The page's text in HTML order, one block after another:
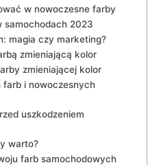
w nowoczesne farby
samochodach 2023
magia czy marketing?
zmieniającą kolor
zmieniającej kolor
i nowoczesnych
uszkodzeniem
warto?
farb samochodowych